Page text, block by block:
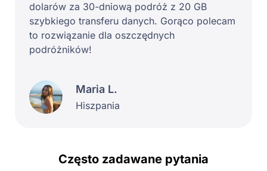
dolarów za 30-dniową podróż z 20 GB
szybkiego transferu danych. Gorąco polecam
to rozwiązanie dla oszczędnych
podróżników!
Maria L.
Hiszpania
Często zadawane pytania